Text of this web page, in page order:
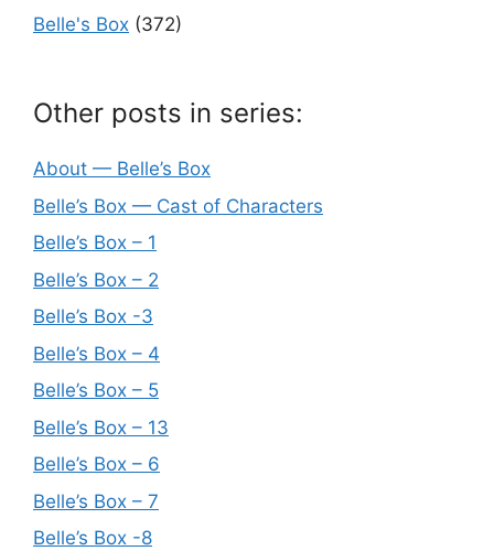
Belle's Box (372)
Other posts in series:
About — Belle’s Box
Belle’s Box — Cast of Characters
Belle’s Box – 1
Belle’s Box – 2
Belle’s Box -3
Belle’s Box – 4
Belle’s Box – 5
Belle’s Box – 13
Belle’s Box – 6
Belle’s Box – 7
Belle’s Box -8